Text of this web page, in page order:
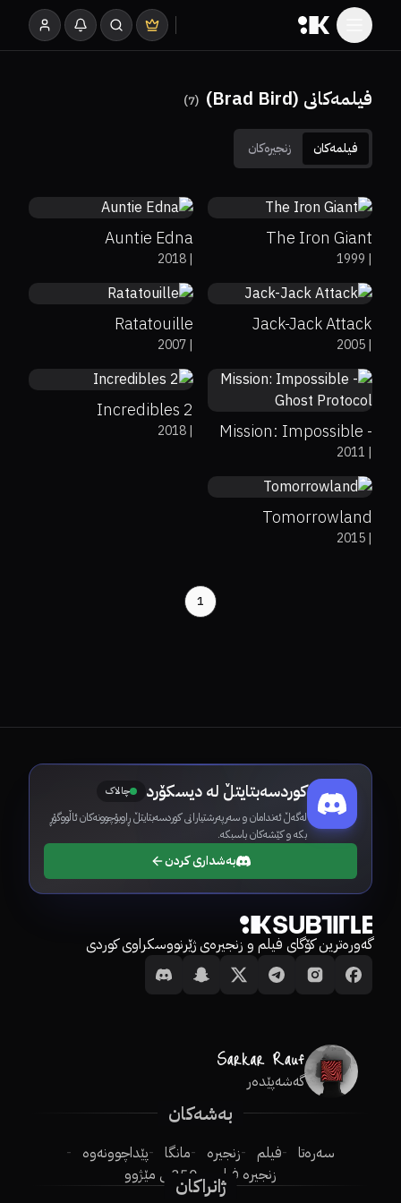
فیلمەکانی (Brad Bird) (
7
)
فیلمەکان زنجیرەکان 8.1
96%
85%
The Iron Giant
|
1999
Auntie Edna
|
2018
7.6
0%
0%
Jack-Jack Attack
|
2005
8
96%
96%
Ratatouille
|
2007 7.4
Mission: Impossible -
Ghost Protocol|
2011
7.6
94%
Incredibles 2
|
2018 6.4
50%
60%
Tomorrowland
|
2015
1
کوردسەبتایتڵ لە دیسکۆرد چالاک
لەگەڵ ئەندامان و سەرپەرشتیارانی کوردسەبتایتڵ ڕاوبۆچوونەکان ئاڵووگۆڕ
بکە و کێشەکان باسبکە.
بەشداری کردن
گەورەترین کۆگای فیلم و زنجیرەی ژێرنووسکراوی کوردی
گەشەپێدەر
بەشەکان
سەرەتا فیلم زنجیرە مانگا
پێداچوونەوە
زنجیرە فیلم
250ـی مێژوو
ژانراکان